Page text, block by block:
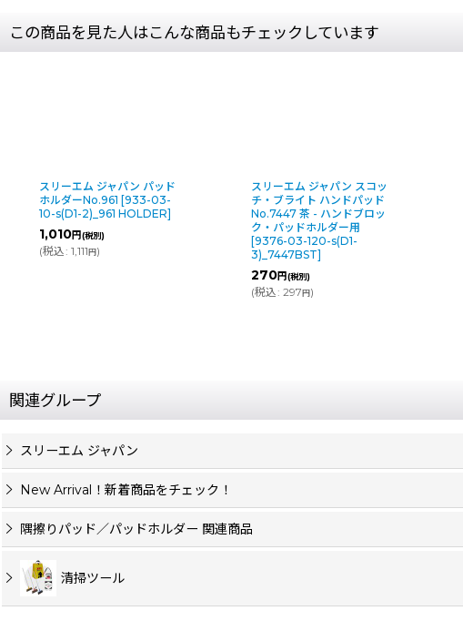
この商品を見た人はこんな商品もチェックしています
スリーエム ジャパン パッド
ホルダーNo.961 [933-03-
10-s(D1-2)_961 HOLDER]
1,010円(税別)
(税込: 1,111円)
スリーエム ジャパン スコッ
チ・ブライト ハンドパッド
No.7447 茶 - ハンドブロッ
ク・パッドホルダー用
[9376-03-120-s(D1-
3)_7447BST]
270円(税別)
(税込: 297円)
関連グループ
スリーエム ジャパン
New Arrival！新着商品をチェック！
隅擦りパッド／パッドホルダー 関連商品
清掃ツール